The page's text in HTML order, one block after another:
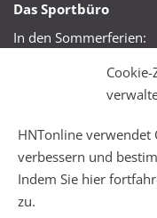
HNTonline verwendet
verbessern und
Indem Sie hier
zu.
Das Sportbüro
In den Sommerferien:
Mo + Mi 16:00 –
Mo – Fr 08:00 – 22:00
Sa + So 10:00 – 18:00